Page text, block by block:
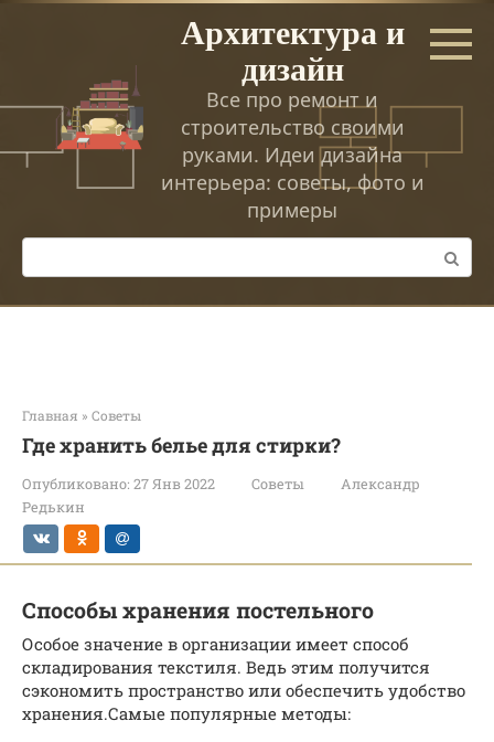
Перейти
Архитектура и
дизайн
Все про ремонт и
строительство своими
руками. Идеи дизайна
интерьера: советы, фото и
примеры
Поиск:
Главная » Советы
Где хранить белье для стирки?
Опубликовано: 27 Янв 2022 Советы
Александр
Редькин
Способы хранения постельного
Особое значение в организации имеет способ
складирования текстиля. Ведь этим получится
сэкономить пространство или обеспечить удобство
хранения.Самые популярные методы: